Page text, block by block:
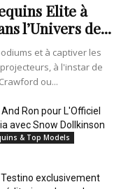
Elite à
l’Univers de...
et à captiver les
à l'instar de
ou...
Ron pour L'Officiel
avec Snow Dollkinson
& Top Models
exclusivement